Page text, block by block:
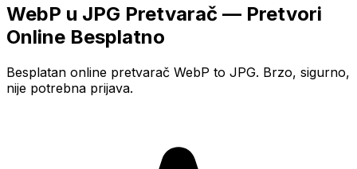
WebP u JPG Pretvarač — Pretvori
Online Besplatno
Besplatan online pretvarač WebP to JPG. Brzo, sigurno,
nije potrebna prijava.